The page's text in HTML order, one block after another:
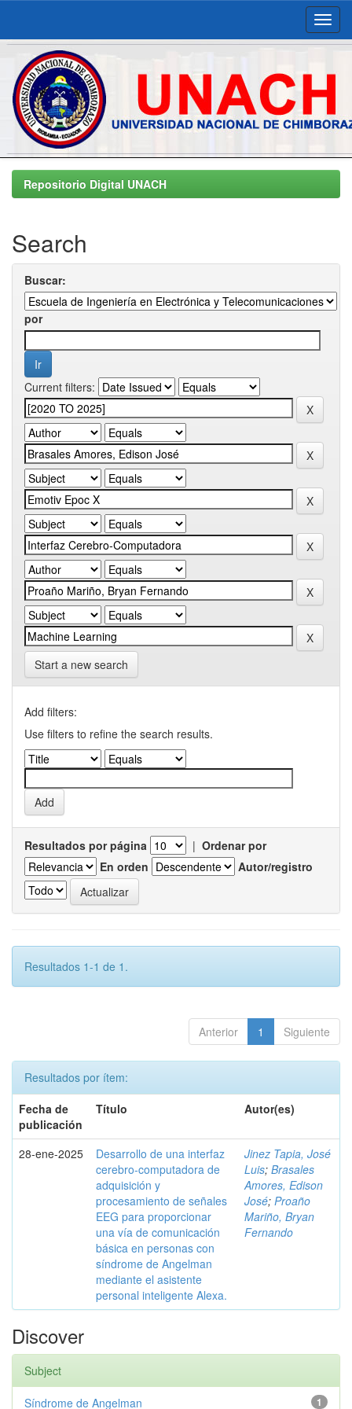
Skip
navigationRepositorio Digital UNACH
Search
Buscar:
por
Current filters:
Start a new search
Add filters:
Use filters to refine the search results.
Resultados por página | Ordenar por
En orden
Autor/registro
Resultados 1-1 de 1.
Anterior 1 Siguiente
Resultados por ítem:
Fecha de
publicación
Título Autor(es)
28-ene-2025
Desarrollo de una interfaz
cerebro-computadora de
adquisición y
procesamiento de señales
EEG para proporcionar
una vía de comunicación
básica en personas con
síndrome de Angelman
mediante el asistente
personal inteligente Alexa.
Jinez Tapia, José
Luis; Brasales
Amores, Edison
José; Proaño
Mariño, Bryan
Fernando
Discover
Subject
1
Síndrome de Angelman